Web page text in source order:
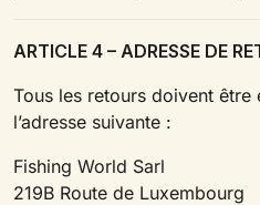
ARTICLE 4 – ADRESSE DE
Tous les retours doivent être
l’adresse suivante :
Fishing World Sarl
219B Route de Luxembourg